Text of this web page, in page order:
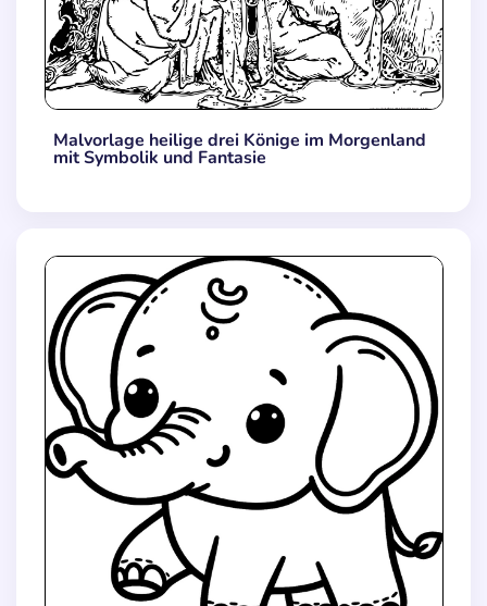
Malvorlage heilige drei Könige im Morgenland
mit Symbolik und Fantasie